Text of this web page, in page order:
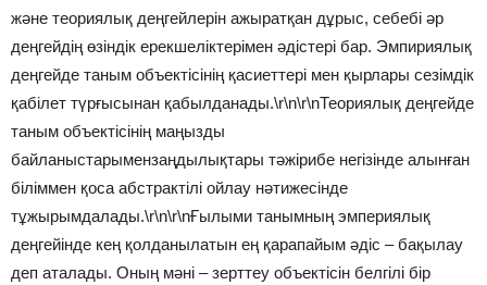
және теориялық деңгейлерін ажыратқан дұрыс, себебі әр
деңгейдің өзіндік ерекшеліктерімен әдістері бар. Эмпириялық
деңгейде таным объектісінің қасиеттері мен қырлары сезімдік
қабілет түрғысынан қабылданады.\r\n\r\nТеориялық деңгейде
таным объектісінің маңызды
байланыстарымензаңдылықтары тәжірибе негізінде алынған
біліммен қоса абстрактілі ойлау нәтижесінде
тұжырымдалады.\r\n\r\nҒылыми танымның эмпериялық
деңгейінде кең қолданылатын ең қарапайым әдіс – бақылау
деп аталады. Оның мәні – зерттеу объектісін белгілі бір